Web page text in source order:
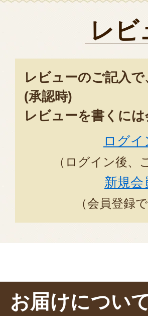
レビ
レビューのご記入で
(承認時)
レビューを書くに
ログ
（ログイン後
新規会
（会員登録で
お届けについ